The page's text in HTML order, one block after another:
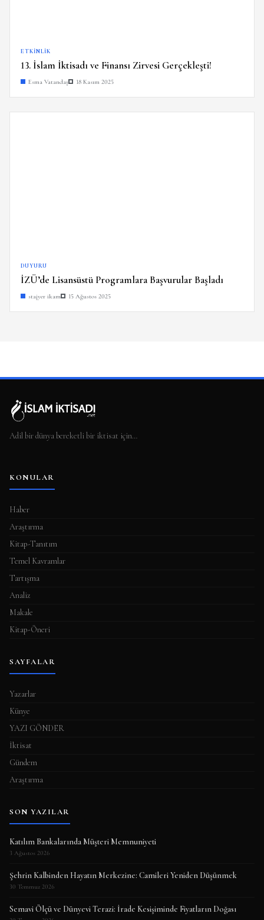
ETKINLIK
13. İslam İktisadı ve Finansı Zirvesi Gerçekleşti!
Esma Vatandaş 18 Kasım 2025
DUYURU
İZÜ’de Lisansüstü Programlara Başvurular Başladı
stajyer ikam 15 Ağustos 2025
Adil bir dünya bereketli bir iktisat için…
KONULAR
Haber
Araştırma
Kitap-Tanıtım
Temel Kavramlar
Tartışma
Analiz
Makale
Kitap-Öneri
SAYFALAR
Yazarlar
Künye
YAZI GÖNDER
İktisat
Gündem
Araştırma
SON YAZILAR
Katılım Bankalarında Müşteri Memnuniyeti
3 Ağustos 2026
Şehrin Kalbinden Hayatın Merkezine: Camileri Yeniden Düşünmek
30 Temmuz 2026
Semavi Ölçü ve Dünyevi Terazi: İrade Kesişiminde Fiyatların Doğası